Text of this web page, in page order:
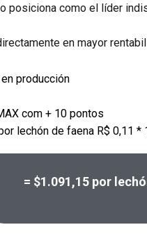
posiciona como el líder
en mayor
producción
com + 10 pontos
lechón de faena R$ 0,11 *
= $1.091,15 por